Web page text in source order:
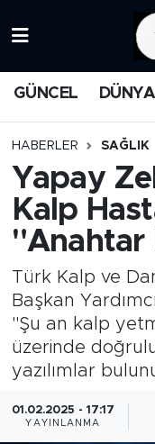
GÜNCEL DÜNYA
HABERLER SAĞLIK
Yapay
Kalp
"Anahtar
Türk Kalp ve
Başkan
"Şu an kalp
üzerinde
yazılımlar
01.02.2025 - 17:17
YAYINLANMA
MEDYA
FİNANS
DÜNYA
GÜNCEL
Trafik
Süper Lig
Tüm
Son Dakika